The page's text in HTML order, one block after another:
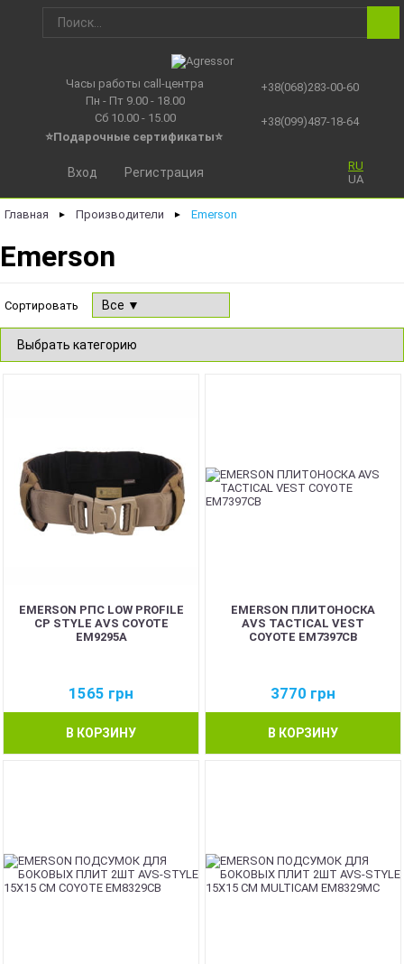
Часы работы call-центра
Пн - Пт 9.00 - 18.00
Сб 10.00 - 15.00
⭐Подарочные сертификаты⭐
+38(068)283-00-60
+38(099)487-18-64
RU
UA
Вход Регистрация
Главная ► Производители ► Emerson
Emerson
Сортировать
EMERSON РПС LOW PROFILE
CP STYLE AVS COYOTE
EM9295A
1565 грн
В КОРЗИНУ
EMERSON ПЛИТОНОСКА
AVS TACTICAL VEST
COYOTE EM7397CB
3770 грн
В КОРЗИНУ